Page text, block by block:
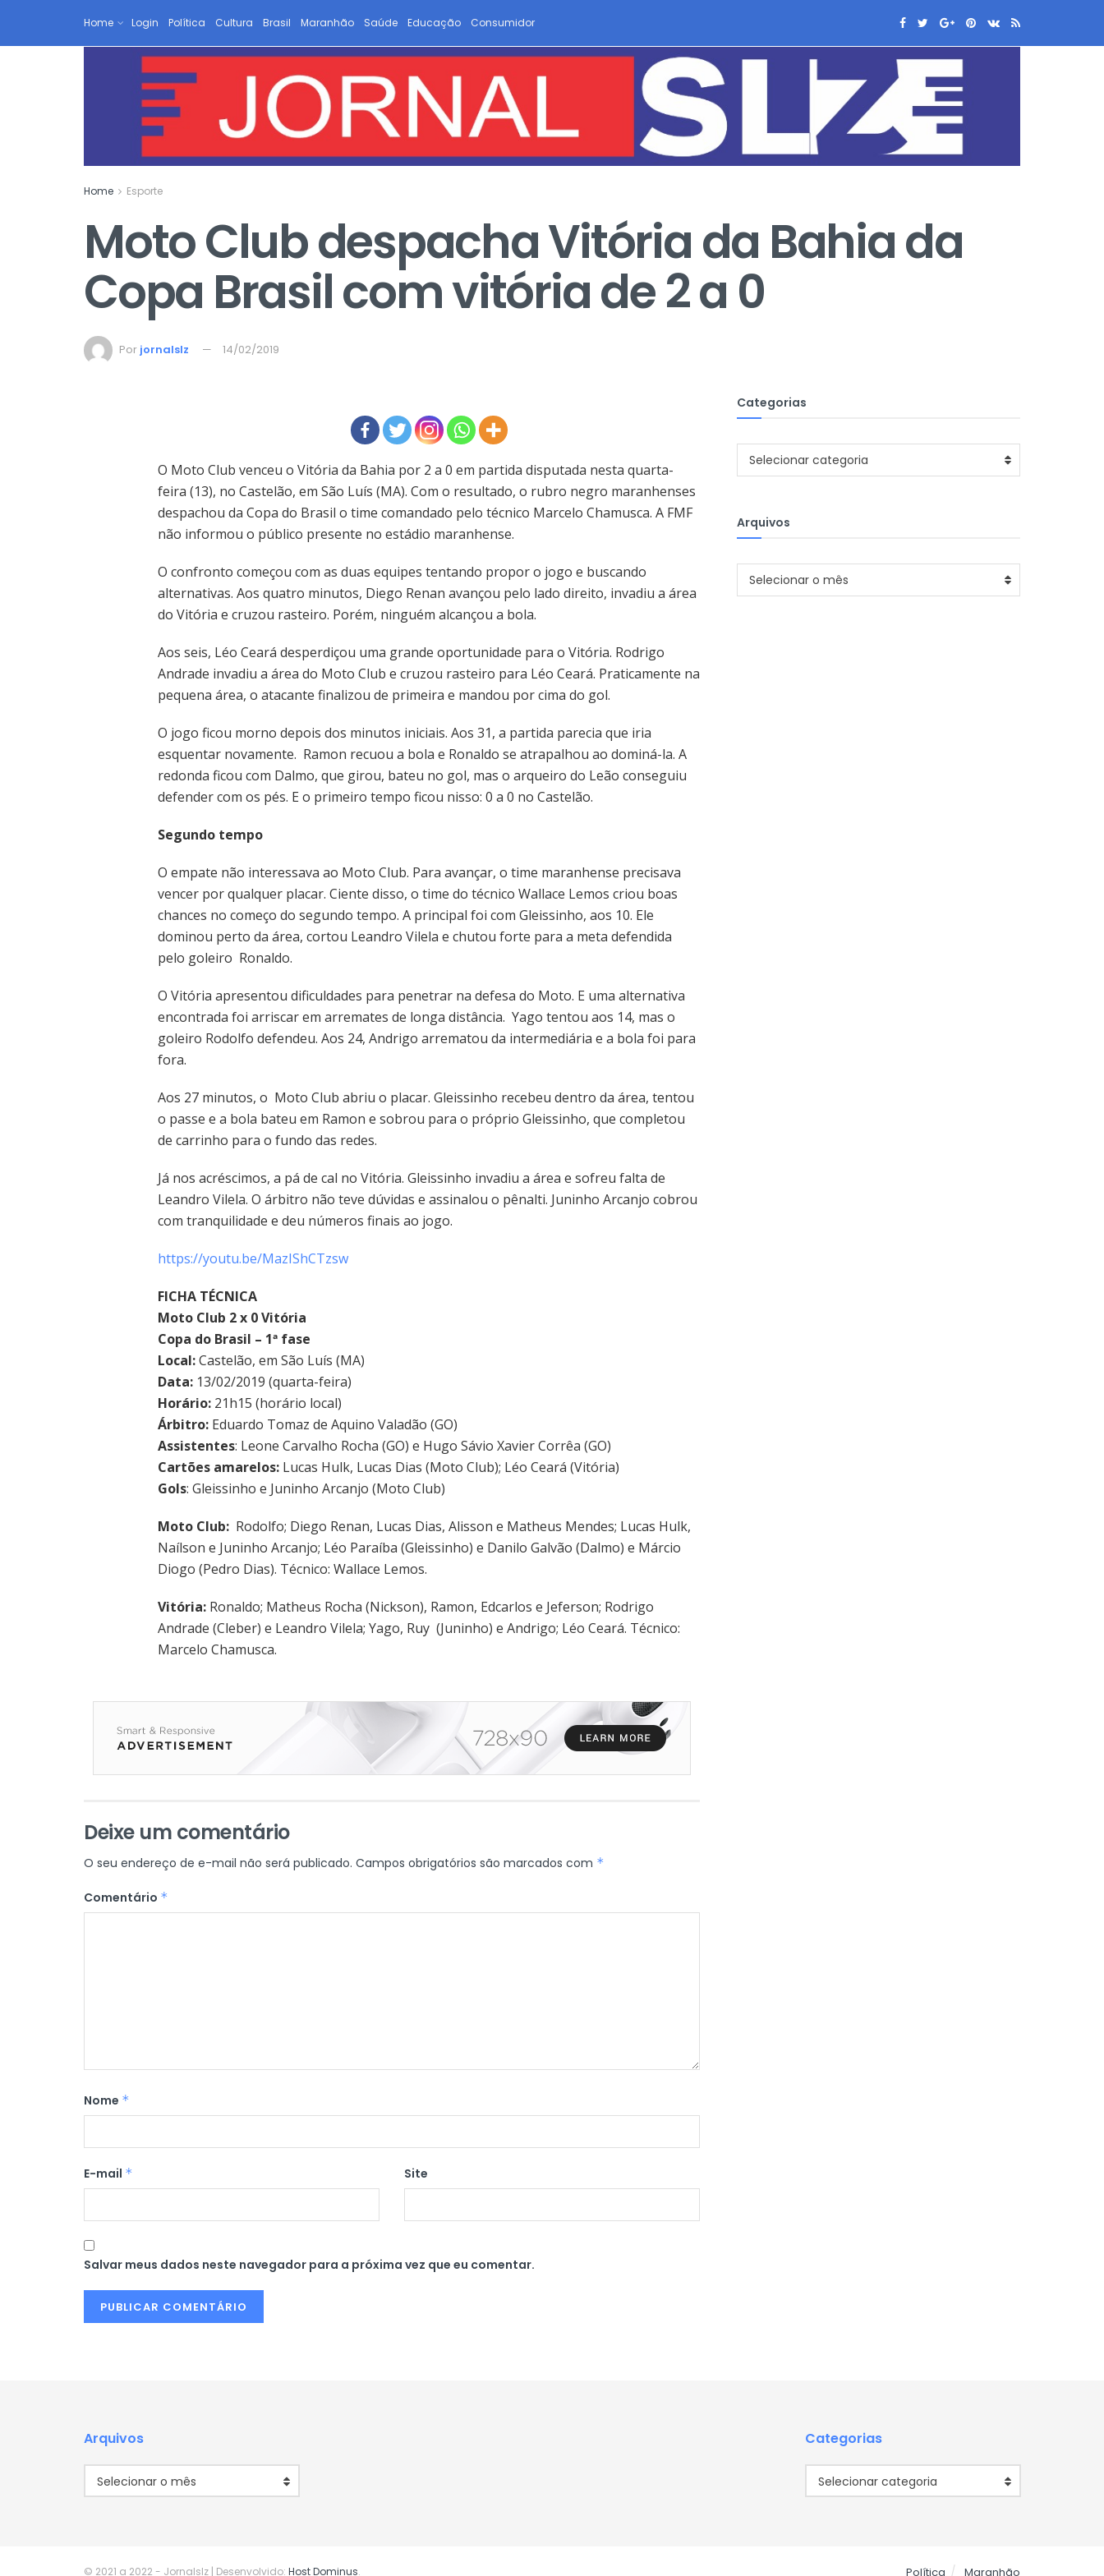
Home Login Política Cultura Brasil Maranhão Saúde Educação Consumidor
Home Esporte
Moto Club despacha Vitória da Bahia da
Copa Brasil com vitória de 2 a 0
Por jornalslz 14/02/2019
O Moto Club venceu o Vitória da Bahia por 2 a 0 em partida disputada nesta quarta-
feira (13), no Castelão, em São Luís (MA). Com o resultado, o rubro negro maranhenses
despachou da Copa do Brasil o time comandado pelo técnico Marcelo Chamusca. A FMF
não informou o público presente no estádio maranhense.
O confronto começou com as duas equipes tentando propor o jogo e buscando
alternativas. Aos quatro minutos, Diego Renan avançou pelo lado direito, invadiu a área
do Vitória e cruzou rasteiro. Porém, ninguém alcançou a bola.
Aos seis, Léo Ceará desperdiçou uma grande oportunidade para o Vitória. Rodrigo
Andrade invadiu a área do Moto Club e cruzou rasteiro para Léo Ceará. Praticamente na
pequena área, o atacante finalizou de primeira e mandou por cima do gol.
O jogo ficou morno depois dos minutos iniciais. Aos 31, a partida parecia que iria
esquentar novamente. Ramon recuou a bola e Ronaldo se atrapalhou ao dominá-la. A
redonda ficou com Dalmo, que girou, bateu no gol, mas o arqueiro do Leão conseguiu
defender com os pés. E o primeiro tempo ficou nisso: 0 a 0 no Castelão.
Segundo tempo
O empate não interessava ao Moto Club. Para avançar, o time maranhense precisava
vencer por qualquer placar. Ciente disso, o time do técnico Wallace Lemos criou boas
chances no começo do segundo tempo. A principal foi com Gleissinho, aos 10. Ele
dominou perto da área, cortou Leandro Vilela e chutou forte para a meta defendida
pelo goleiro Ronaldo.
O Vitória apresentou dificuldades para penetrar na defesa do Moto. E uma alternativa
encontrada foi arriscar em arremates de longa distância. Yago tentou aos 14, mas o
goleiro Rodolfo defendeu. Aos 24, Andrigo arrematou da intermediária e a bola foi para
fora.
Aos 27 minutos, o Moto Club abriu o placar. Gleissinho recebeu dentro da área, tentou
o passe e a bola bateu em Ramon e sobrou para o próprio Gleissinho, que completou
de carrinho para o fundo das redes.
Já nos acréscimos, a pá de cal no Vitória. Gleissinho invadiu a área e sofreu falta de
Leandro Vilela. O árbitro não teve dúvidas e assinalou o pênalti. Juninho Arcanjo cobrou
com tranquilidade e deu números finais ao jogo.
https://youtu.be/MazIShCTzsw
FICHA TÉCNICA
Moto Club 2 x 0 Vitória
Copa do Brasil – 1ª fase
Local:Castelão, em São Luís (MA)
Data: 13/02/2019 (quarta-feira)
Horário: 21h15 (horário local)
Árbitro: Eduardo Tomaz de Aquino Valadão (GO)
Assistentes: Leone Carvalho Rocha (GO) e Hugo Sávio Xavier Corrêa (GO)
Cartões amarelos: Lucas Hulk, Lucas Dias (Moto Club); Léo Ceará (Vitória)
Gols: Gleissinho e Juninho Arcanjo (Moto Club)
Moto Club: Rodolfo; Diego Renan, Lucas Dias, Alisson e Matheus Mendes; Lucas Hulk,
Naílson e Juninho Arcanjo; Léo Paraíba (Gleissinho) e Danilo Galvão (Dalmo) e Márcio
Diogo (Pedro Dias). Técnico: Wallace Lemos.
Vitória: Ronaldo; Matheus Rocha (Nickson), Ramon, Edcarlos e Jeferson; Rodrigo
Andrade (Cleber) e Leandro Vilela; Yago, Ruy (Juninho) e Andrigo; Léo Ceará. Técnico:
Marcelo Chamusca.
Deixe um comentário
O seu endereço de e-mail não será publicado. Campos obrigatórios são marcados com *
Comentário *
Nome *
E-mail * Site
Salvar meus dados neste navegador para a próxima vez que eu comentar.
Categorias
Categorias
Selecionar categoria
Arquivos
Arquivos
Selecionar o mês
Arquivos
Selecionar o mês
Categorias
Selecionar categoria
Política Maranhão
© 2021 a 2022 - Jornalslz | Desenvolvido: Host Dominus.